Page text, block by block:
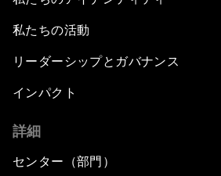
私たちの活動
リーダーシップとガバナンス
インパクト
詳細
センター（部門）